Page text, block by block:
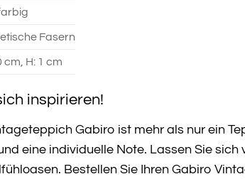
Fasern
cm, H: 1 cm
inspirieren!
Gabiro ist mehr als nur ein
eine individuelle Note. Lassen Sie
Bestellen Sie Ihren Gabiro